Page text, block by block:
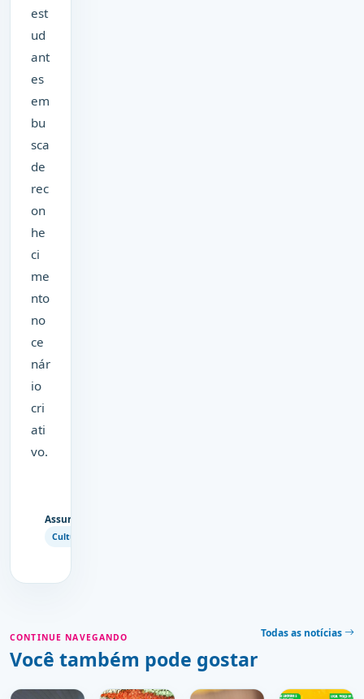
est
ud
ant
es
em
bu
sca
de
rec
on
he
ci
me
nto
no
ce
nár
io
cri
ati
vo.
Assuntos
Cultura
CONTINUE NAVEGANDO
Você também pode gostar
Todas as notícias